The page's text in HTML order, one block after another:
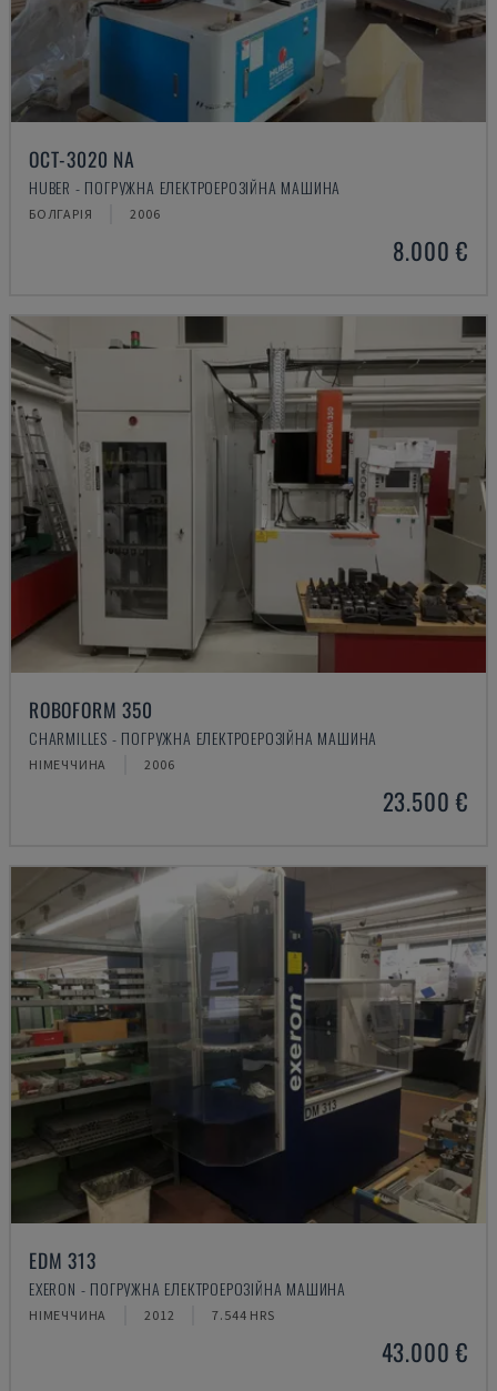
OCT-3020 NA
HUBER - ПОГРУЖНА ЕЛЕКТРОЕРОЗІЙНА МАШИНА
БОЛГАРІЯ 2006
8.000 €
ROBOFORM 350
CHARMILLES - ПОГРУЖНА ЕЛЕКТРОЕРОЗІЙНА МАШИНА
НІМЕЧЧИНА 2006
23.500 €
EDM 313
EXERON - ПОГРУЖНА ЕЛЕКТРОЕРОЗІЙНА МАШИНА
НІМЕЧЧИНА 2012 7.544 HRS
43.000 €